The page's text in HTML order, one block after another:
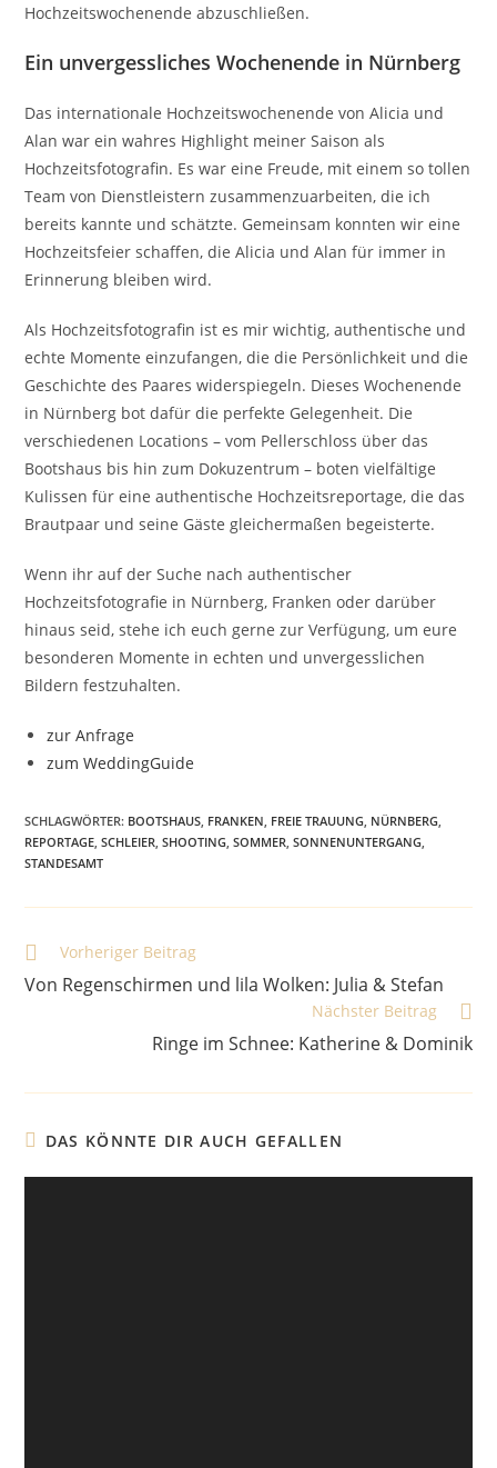
Hochzeitswochenende abzuschließen.
Ein unvergessliches Wochenende in Nürnberg
Das internationale Hochzeitswochenende von Alicia und
Alan war ein wahres Highlight meiner Saison als
Hochzeitsfotografin. Es war eine Freude, mit einem so tollen
Team von Dienstleistern zusammenzuarbeiten, die ich
bereits kannte und schätzte. Gemeinsam konnten wir eine
Hochzeitsfeier schaffen, die Alicia und Alan für immer in
Erinnerung bleiben wird.
Als Hochzeitsfotografin ist es mir wichtig, authentische und
echte Momente einzufangen, die die Persönlichkeit und die
Geschichte des Paares widerspiegeln. Dieses Wochenende
in Nürnberg bot dafür die perfekte Gelegenheit. Die
verschiedenen Locations – vom Pellerschloss über das
Bootshaus bis hin zum Dokuzentrum – boten vielfältige
Kulissen für eine authentische Hochzeitsreportage, die das
Brautpaar und seine Gäste gleichermaßen begeisterte.
Wenn ihr auf der Suche nach authentischer
Hochzeitsfotografie in Nürnberg, Franken oder darüber
hinaus seid, stehe ich euch gerne zur Verfügung, um eure
besonderen Momente in echten und unvergesslichen
Bildern festzuhalten.
zur Anfrage
zum WeddingGuide
SCHLAGWÖRTER: BOOTSHAUS FRANKEN FREIE TRAUUNG NÜRNBERG
REPORTAGE SCHLEIER SHOOTING SOMMER SONNENUNTERGANG
STANDESAMT
Weitere
ansehen
Vorheriger Beitrag
Von Regenschirmen und lila Wolken: Julia & Stefan
Nächster Beitrag
Ringe im Schnee: Katherine & Dominik
DAS KÖNNTE DIR AUCH GEFALLEN